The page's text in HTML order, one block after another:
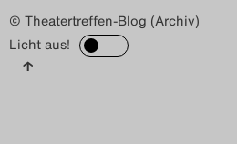
© Theatertreffen-Blog (Archiv)
Licht aus!
↑